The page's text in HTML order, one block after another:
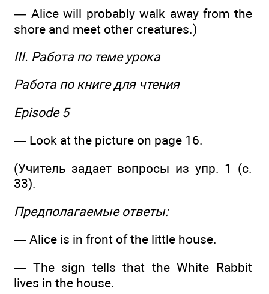
— Alice will probably walk away from the
shore and meet other creatures.)
III. Работа по теме урока
Работа по книге для чтения
Episode 5
— Look at the picture on page 16.
(Учитель задает вопросы из упр. 1 (с.
33).
Предполагаемые ответы:
— Alice is in front of the little house.
— The sign tells that the White Rabbit
lives in the house.